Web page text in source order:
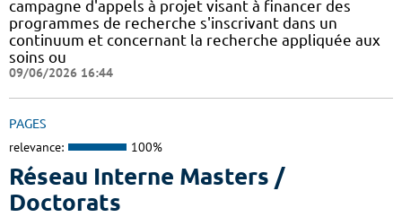
campagne d'appels à projet visant à financer des
programmes de recherche s'inscrivant dans un
continuum et concernant la recherche appliquée aux
soins ou
09/06/2026 16:44
PAGES
relevance: 100%
Réseau Interne Masters /
Doctorats